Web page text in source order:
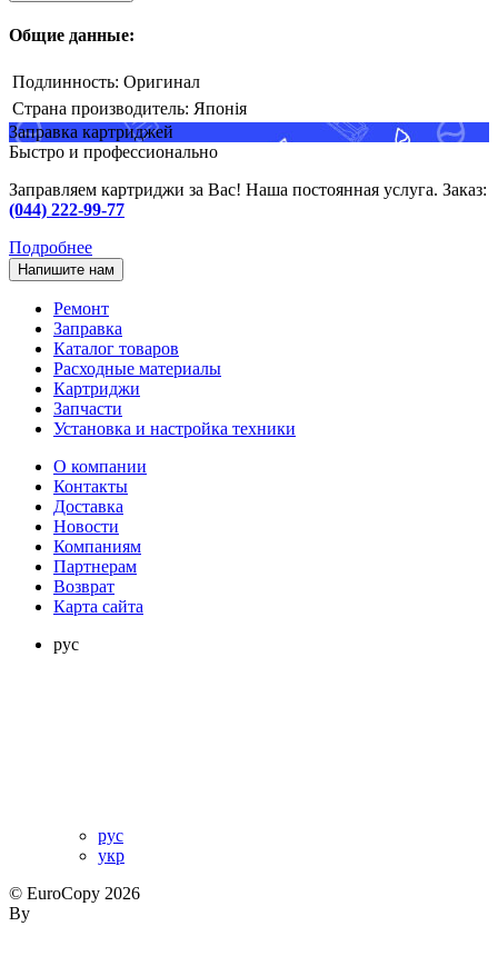
Общие данные:
Подлинность: Оригинал
Страна производитель: Японія
Заправка картриджей
Быстро и профессионально
Заправляем картриджи за Вас! Наша постоянная услуга. Заказ:
(044) 222-99-77
Подробнее
Напишите нам
Ремонт
Заправка
Каталог товаров
Расходные материалы
Картриджи
Запчасти
Установка и настройка техники
О компании
Контакты
Доставка
Новости
Компаниям
Партнерам
Возврат
Карта сайта
рус
рус
укр
© EuroCopy 2026
By